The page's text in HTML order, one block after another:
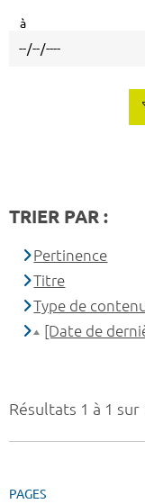
Résultats 1 à 1
PAGES
à
TRIER PAR :
Pertinence
Titre
Type de
[Date de